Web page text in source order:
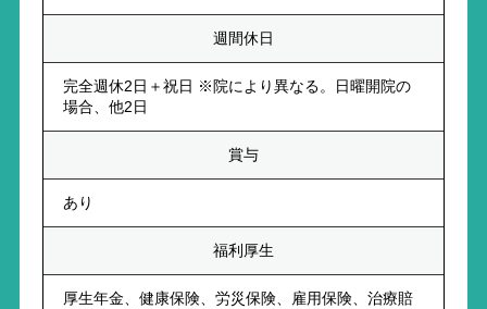
週間休日
完全週休2日＋祝日 ※院により異なる。日曜開院の
場合、他2日
賞与
あり
福利厚生
厚生年金、健康保険、労災保険、雇用保険、治療賠